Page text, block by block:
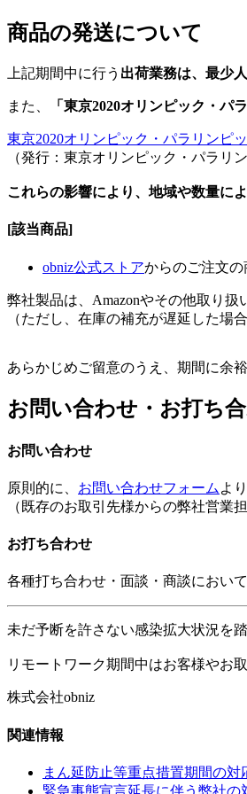
商品の発送について
上記期間中に行う 出荷業務は、最少
また、 「東京2020オリンピック・
東京2020オリンピック・パラリンピ
（発行：東京オリンピック・パラリ
これらの影響により、地域や数量に
[該当商品]
obniz公式ストアからのご注文の
弊社製品は、Amazonやその他取り扱
（ただし、在庫の補充が遅延した場
あらかじめご留意のうえ、期間に余
お問い合わせ・お打ち
お問い合わせ
原則的に、 お問い合わせフォーム よ
（既存のお取引先様からの弊社営業
お打ち合わせ
各種打ち合わせ・面談・商談におい
未だ予断を許さない感染拡大状況を
リモートワーク期間中はお客様やお
株式会社obniz
関連情報
まん延防止等重点措置期間の対
緊急事態宣言延長に伴う弊社の